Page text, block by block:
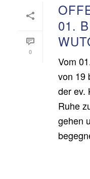
0
01.
Vom
von 19
der ev.
Ruhe
gehen